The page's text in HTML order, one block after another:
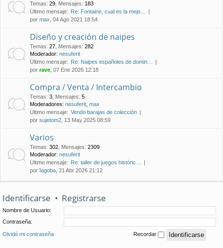
Temas: 29 Mensajes: 183
Último mensaje: Re: Fontaine, cual es la mejo…
por max , 04 Ago 2021 18:54
Diseño y creación de naipes
Temas: 27 Mensajes: 282
Moderador: nesuferit
Último mensaje: Re: Naipes españoles de domin…
por rave , 07 Ene 2026 12:18
Compra / Venta / Intercambio
Temas: 3 Mensajes: 5
Moderadores: nesuferit max
Último mensaje: Vendo barajas de colección
por sujetom2 , 13 May 2025 08:59
Varios
Temas: 302 Mensajes: 2309
Moderador: nesuferit
Último mensaje: Re: taller de juegos históric…
por Iagoba , 21 Abr 2026 21:12
Identificarse • Registrarse
Nombre de Usuario:
Contraseña:
Olvidé mi contraseña Recordar